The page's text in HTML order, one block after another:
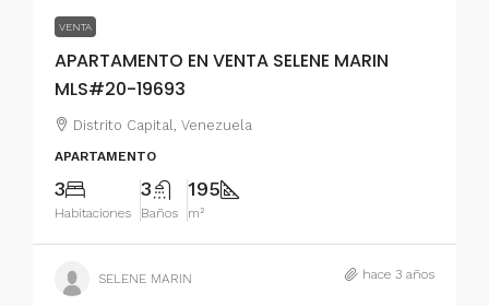
VENTA
APARTAMENTO EN VENTA SELENE MARIN
MLS#20-19693
Distrito Capital, Venezuela
APARTAMENTO
3
Habitaciones
3
Baños
195
m²
SELENE MARIN hace 3 años